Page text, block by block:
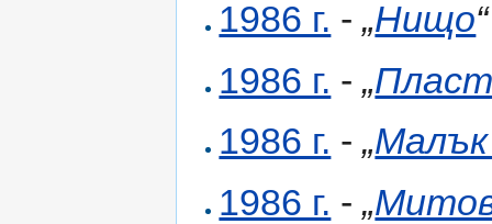
1986 г. -„Нищо“
1986 г. -„
1986 г. -„Малък
1986 г. -„